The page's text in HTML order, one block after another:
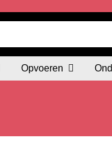
Opvoeren